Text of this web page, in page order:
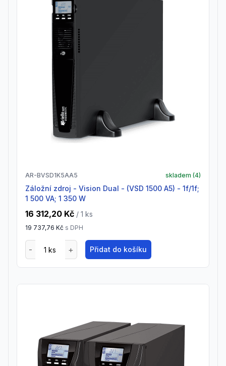
AR-BVSD1K5AA5 skladem (4)
Záložní zdroj - Vision Dual - (VSD 1500 A5) - 1f/1f;
1 500 VA; 1 350 W
16 312,20 Kč / 1 ks
19 737,76 Kč s DPH
Přidat do košíku